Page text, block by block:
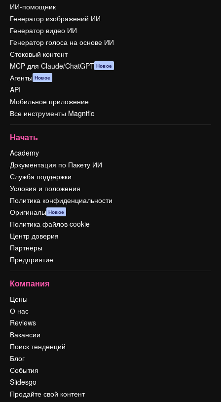
ИИ-помощник
Генератор изображений ИИ
Генератор видео ИИ
Генератор голоса на основе ИИ
Стоковый контент
MCP для Claude/ChatGPT Новое
Агенты Новое
API
Мобильное приложение
Все инструменты Magnific
Начать
Academy
Документация по Пакету ИИ
Служба поддержки
Условия и положения
Политика конфиденциальности
Оригиналы Новое
Политика файлов cookie
Центр доверия
Партнеры
Предприятие
Компания
Цены
О нас
Reviews
Вакансии
Поиск тенденций
Блог
События
Slidesgo
Продайте свой контент